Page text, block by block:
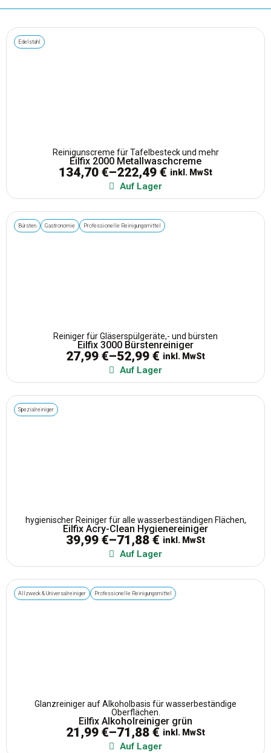
Holz & Korkreiniger
Reinigungsmittel
Reinigungssysteme & Geräte
Stiele & Zubehör
Edelstahl
Reinigunscreme für Tafelbesteck und mehr
Eilfix 2000 Metallwaschcreme
134,70 €–222,49 € inkl. MwSt
Auf Lager
Bürsten Gastronomie Professionelle Reinigungsmittel
Reiniger für Gläserspülgeräte,- und bürsten
Eilfix 3000 Bürstenreiniger
27,99 €–52,99 € inkl. MwSt
Auf Lager
Spezialreiniger
hygienischer Reiniger für alle wasserbeständigen Flächen,
Eilfix Acry-Clean Hygienereiniger
39,99 €–71,88 € inkl. MwSt
Auf Lager
Allzweck & Universalreiniger Professionelle Reinigungsmittel
Glanzreiniger auf Alkoholbasis für wasserbeständige
Oberflächen.
Eilfix Alkoholreiniger grün
21,99 €–71,88 € inkl. MwSt
Auf Lager